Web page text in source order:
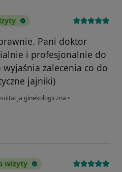
Pani doktor
i profesjonalnie do
wyjaśnia zalecenia co do
jajniki)
ginekologiczna •
wizyty